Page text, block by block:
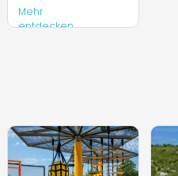
Mehr
entdecken